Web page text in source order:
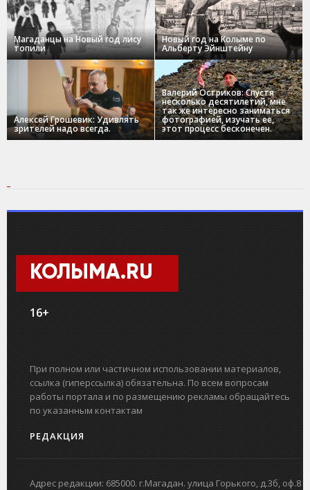
Магаданцы на Новый год лису
топили
Новый год на Колыме по
Альберту Эйнштейну
Алексей Грошевик: Удивлять
зрителей надо всегда.
Валерий Остриков: Спустя
несколько десятилетий, мне
так же интересно заниматься
фотографией, изучать ее,
этот процесс бесконечен.
КОЛЫМА.RU
16+
При полном или частичном использовании материалов,
ссылка (гиперссылка) обязательна. По всем вопросам
работы портала и по размещению рекламы обращайтесь
по указанным контактам
РЕДАКЦИЯ
Адрес редакции: 685000. г.Магадан. улица Горького, д.3б, оф.8